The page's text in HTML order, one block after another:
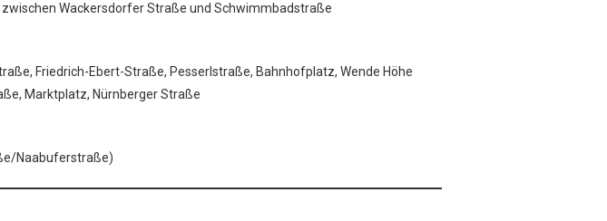
Wackersdorfer Straße und Schwimmbadstraße
Friedrich-Ebert-Straße, Pesserlstraße, Bahnhofplatz, Wende Höhe
Marktplatz, Nürnberger Straße
Naabuferstraße)